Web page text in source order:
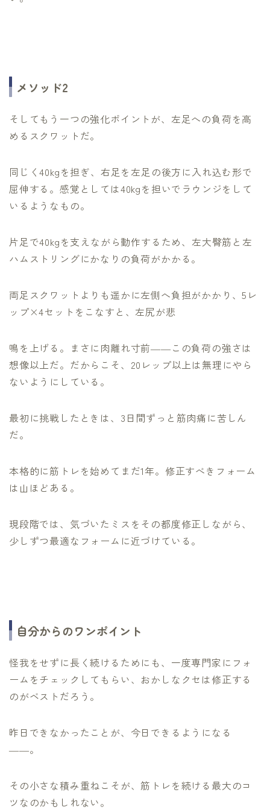
メソッド2
そしてもう一つの強化ポイントが、左足への負荷を高
めるスクワットだ。
同じく40kgを担ぎ、右足を左足の後方に入れ込む形で
屈伸する。感覚としては40kgを担いでラウンジをして
いるようなもの。
片足で40kgを支えながら動作するため、左大臀筋と左
ハムストリングにかなりの負荷がかかる。
両足スクワットよりも遥かに左側へ負担がかかり、5レ
ップ×4セットをこなすと、左尻が悲
鳴を上げる。まさに肉離れ寸前――この負荷の強さは
想像以上だ。だからこそ、20レップ以上は無理にやら
ないようにしている。
最初に挑戦したときは、3日間ずっと筋肉痛に苦しん
だ。
本格的に筋トレを始めてまだ1年。修正すべきフォーム
は山ほどある。
現段階では、気づいたミスをその都度修正しながら、
少しずつ最適なフォームに近づけている。
自分からのワンポイント
怪我をせずに長く続けるためにも、一度専門家にフォ
ームをチェックしてもらい、おかしなクセは修正する
のがベストだろう。
昨日できなかったことが、今日できるようになる
――。
その小さな積み重ねこそが、筋トレを続ける最大のコ
ツなのかもしれない。